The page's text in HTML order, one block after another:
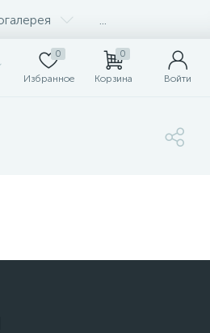
0
Избранное
0
Корзина Войти